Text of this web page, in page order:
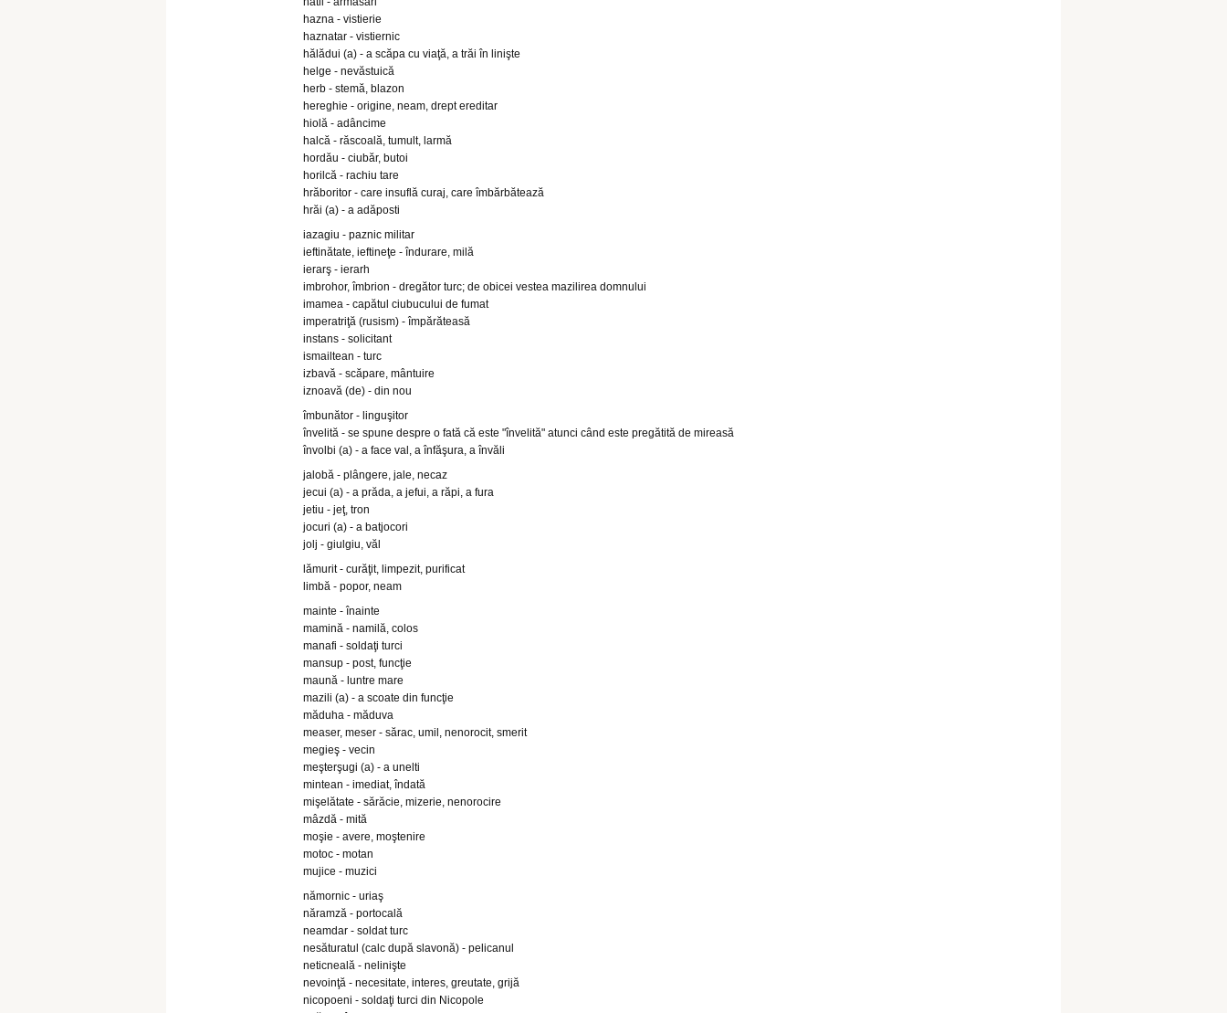
hazna - vistierie
haznatar - vistiernic
hălădui (a) - a scăpa cu viaţă, a trăi în linişte
helge - nevăstuică
herb - stemă, blazon
hereghie - origine, neam, drept ereditar
hiolă - adâncime
halcă - răscoală, tumult, larmă
hordău - ciubăr, butoi
horilcă - rachiu tare
hrăboritor - care insuflă curaj, care îmbărbătează
hrăi (a) - a adăposti
iazagiu - paznic militar
ieftinătate, ieftineţe - îndurare, milă
ierarş - ierarh
imbrohor, îmbrion - dregător turc; de obicei vestea mazilirea domnului
imamea - capătul ciubucului de fumat
imperatriţă (rusism) - împărăteasă
instans - solicitant
ismailtean - turc
izbavă - scăpare, mântuire
iznoavă (de) - din nou
îmbunător - linguşitor
învelită - se spune despre o fată că este "învelită" atunci când este pregătită de mireasă
învolbi (a) - a face val, a înfăşura, a învăli
jalobă - plângere, jale, necaz
jecui (a) - a prăda, a jefui, a răpi, a fura
jetiu - jeţ, tron
jocuri (a) - a batjocori
jolj - giulgiu, văl
lămurit - curăţit, limpezit, purificat
limbă - popor, neam
mainte - înainte
mamină - namilă, colos
manafi - soldaţi turci
mansup - post, funcţie
maună - luntre mare
mazili (a) - a scoate din funcţie
măduha - măduva
measer, meser - sărac, umil, nenorocit, smerit
megieş - vecin
meşterşugi (a) - a unelti
mintean - imediat, îndată
mişelătate - sărăcie, mizerie, nenorocire
mâzdă - mită
moşie - avere, moştenire
motoc - motan
mujice - muzici
nămornic - uriaş
năramză - portocală
neamdar - soldat turc
nesăturatul (calc după slavonă) - pelicanul
neticneală - nelinişte
nevoinţă - necesitate, interes, greutate, grijă
nicopoeni - soldaţi turci din Nicopole